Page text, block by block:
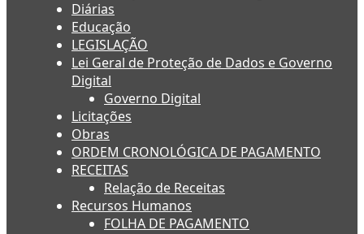
Diárias
Educação
LEGISLAÇÃO
Lei Geral de Proteção de Dados e Governo
Digital
Governo Digital
Licitações
Obras
ORDEM CRONOLÓGICA DE PAGAMENTO
RECEITAS
Relação de Receitas
Recursos Humanos
FOLHA DE PAGAMENTO